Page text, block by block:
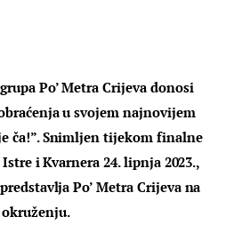
Po’ Metra Crijeva donosi
u svojem najnovijem
ča!”. Snimljen tijekom finalne
i Kvarnera 24. lipnja 2023.,
Po’ Metra Crijeva na